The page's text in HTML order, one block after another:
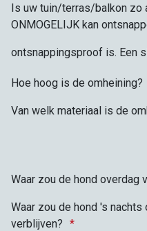
Is uw tuin/terras/balkon zo
ONMOGELIJK kan
ontsnappingsproof is. Een
Hoe hoog is de omheining?
Van welk materiaal is de
Waar zou de hond overdag
Waar zou de hond 's
verblijven?